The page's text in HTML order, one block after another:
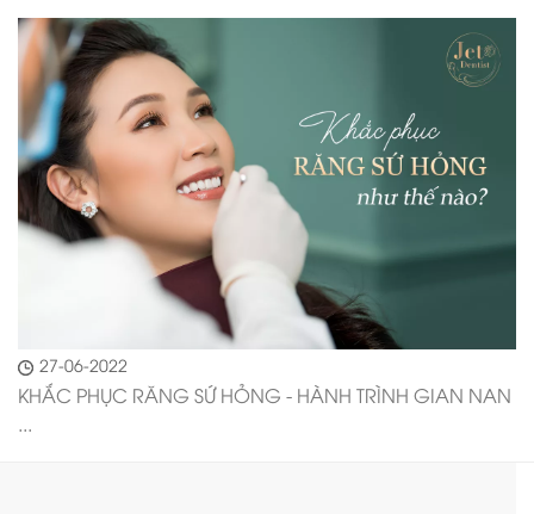
27-06-2022
KHẮC PHỤC RĂNG SỨ HỎNG - HÀNH TRÌNH GIAN NAN
...